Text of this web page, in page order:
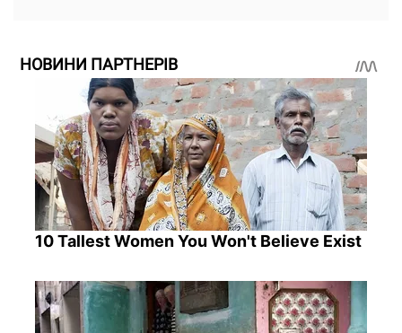
НОВИНИ ПАРТНЕРІВ
10 Tallest Women You Won't Believe Exist